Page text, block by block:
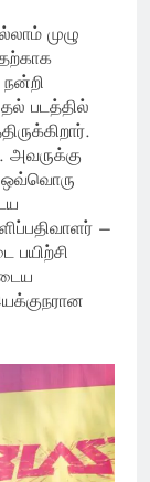
முழு
படத்தில்
அவருக்கு
ஒவ்வொரு
–